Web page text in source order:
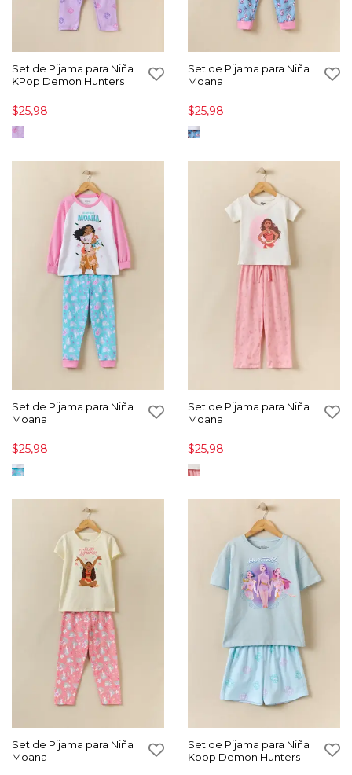
Set de Pijama para Niña
KPop Demon Hunters
$25,98
Set de Pijama para Niña
Moana
$25,98
Set de Pijama para Niña
Moana
$25,98
Set de Pijama para Niña
Moana
$25,98
Set de Pijama para Niña
Moana
Set de Pijama para Niña
Kpop Demon Hunters